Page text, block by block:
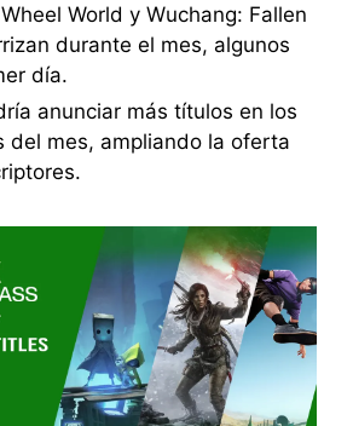
World y Wuchang: Fallen
durante el mes, algunos
día.
anunciar más títulos en los
del mes, ampliando la oferta